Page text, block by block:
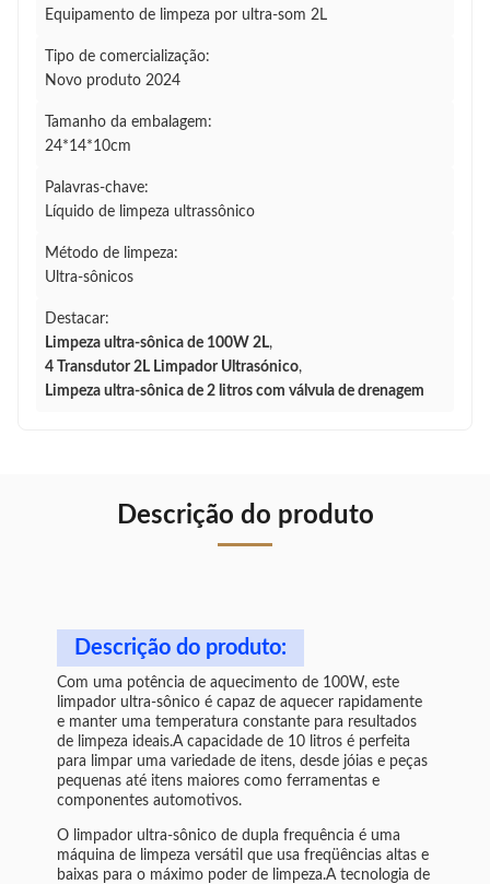
Equipamento de limpeza por ultra-som 2L
Tipo de comercialização:
Novo produto 2024
Tamanho da embalagem:
24*14*10cm
Palavras-chave:
Líquido de limpeza ultrassônico
Método de limpeza:
Ultra-sônicos
Destacar:
Limpeza ultra-sônica de 100W 2L,
4 Transdutor 2L Limpador Ultrasónico,
Limpeza ultra-sônica de 2 litros com válvula de drenagem
Descrição do produto
Descrição do produto:
Com uma potência de aquecimento de 100W, este
limpador ultra-sônico é capaz de aquecer rapidamente
e manter uma temperatura constante para resultados
de limpeza ideais.A capacidade de 10 litros é perfeita
para limpar uma variedade de itens, desde jóias e peças
pequenas até itens maiores como ferramentas e
componentes automotivos.
O limpador ultra-sônico de dupla frequência é uma
máquina de limpeza versátil que usa freqüências altas e
baixas para o máximo poder de limpeza.A tecnologia de